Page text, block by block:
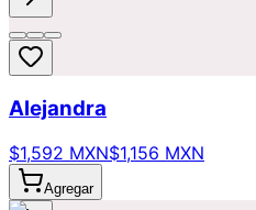
Alejandra
$1,592 MXN$1,156 MXN
Agregar